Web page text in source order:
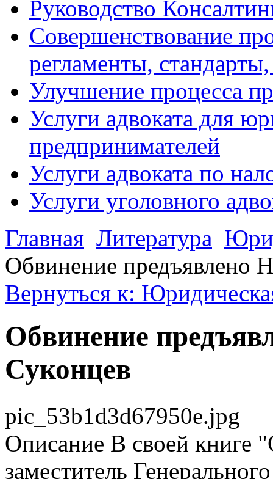
Руководство
Совершенствование
регламенты,
Улучшение процесса
Услуги адвоката для
предпринимателей
Услуги адвоката по
Услуги уголовного
Главная Литература
Обвинение предъявлено
Вернуться к:
Обвинение
Суконцев
pic_53b1d3d67950e.jpg
Описание В своей книге
заместитель